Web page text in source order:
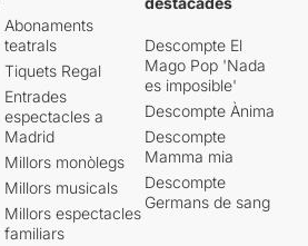
Abonaments
teatrals
Tiquets Regal
Entrades
espectacles a
Madrid
Millors monòlegs
Millors musicals
Millors espectacles
familiars
Descompte El
Mago Pop 'Nada
es imposible'
Descompte Ànima
Descompte
Mamma mia
Descompte
Germans de sang